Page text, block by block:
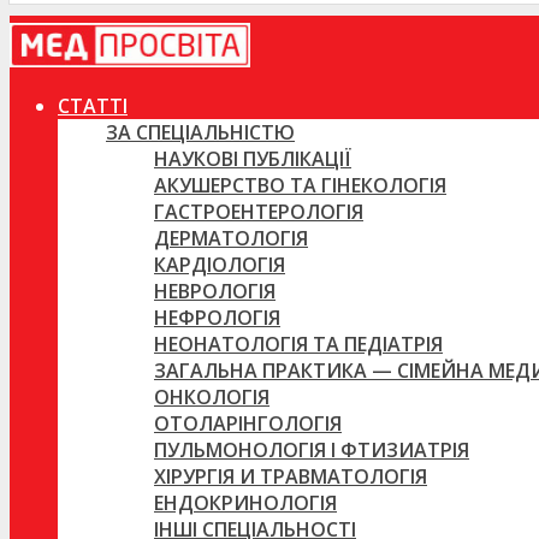
СТАТТІ
ЗА СПЕЦІАЛЬНІСТЮ
НАУКОВІ ПУБЛІКАЦІЇ
АКУШЕРСТВО ТА ГІНЕКОЛОГІЯ
ГАСТРОЕНТЕРОЛОГІЯ
ДЕРМАТОЛОГІЯ
КАРДІОЛОГІЯ
НЕВРОЛОГІЯ
НЕФРОЛОГІЯ
НЕОНАТОЛОГІЯ ТА ПЕДІАТРІЯ
ЗАГАЛЬНА ПРАКТИКА — СІМЕЙНА
ОНКОЛОГІЯ
ОТОЛАРІНГОЛОГІЯ
ПУЛЬМОНОЛОГІЯ І ФТИЗИАТРІЯ
ХІРУРГІЯ И ТРАВМАТОЛОГІЯ
ЕНДОКРИНОЛОГІЯ
ІНШІ СПЕЦІАЛЬНОСТІ